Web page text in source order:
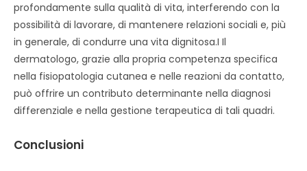
profondamente sulla qualità di vita, interferendo con la
possibilità di lavorare, di mantenere relazioni sociali e, più
in generale, di condurre una vita dignitosa.I Il
dermatologo, grazie alla propria competenza specifica
nella fisiopatologia cutanea e nelle reazioni da contatto,
può offrire un contributo determinante nella diagnosi
differenziale e nella gestione terapeutica di tali quadri.
Conclusioni